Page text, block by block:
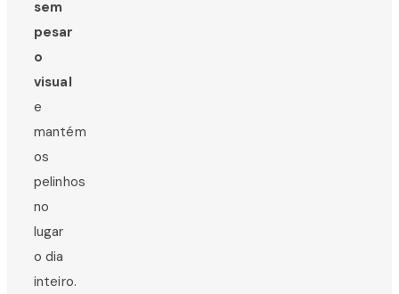
sem
pesar
o
visual
e
mantém
os
pelinhos
no
lugar
o dia
inteiro.